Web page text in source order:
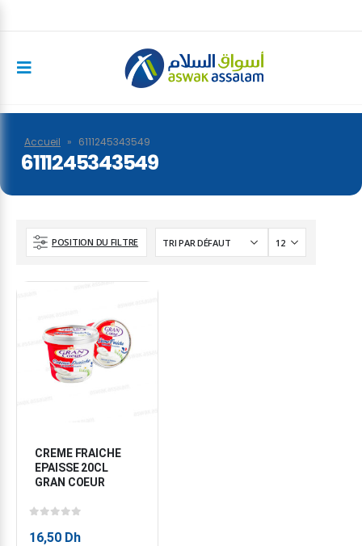
Accueil » 6111245343549
6111245343549
POSITION DU FILTRE
CREME FRAICHE
EPAISSE 20CL
GRAN COEUR
16,50 Dh